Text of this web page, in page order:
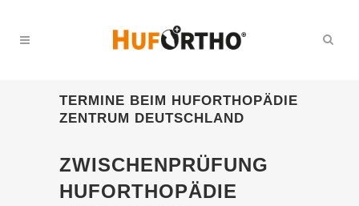
TERMINE BEIM HUFORTHOPÄDIE
ZENTRUM DEUTSCHLAND
ZWISCHENPRÜFUNG
HUFORTHOPÄDIE